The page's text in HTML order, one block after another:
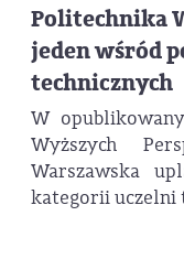
Politechnika
jeden wśród
technicznych
W
Wyższych
Warszawska
kategorii uczelni